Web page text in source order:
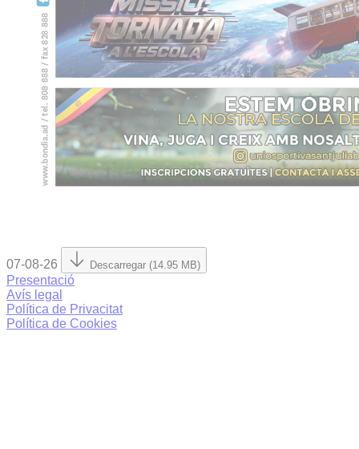
07-08-26 Descarregar (14.95 MB)
Presentació
Avís legal
Política de Privacitat
Política de Cookies